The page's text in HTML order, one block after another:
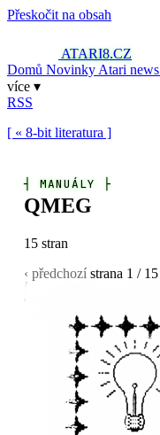
Přeskočit na obsah
ATARI8.CZ
Domů Novinky Atari news
více ▾
RSS
[ « 8-bit literatura ]
┤MANUÁLY ├
QMEG
15 stran
‹ předchozí strana 1 / 15